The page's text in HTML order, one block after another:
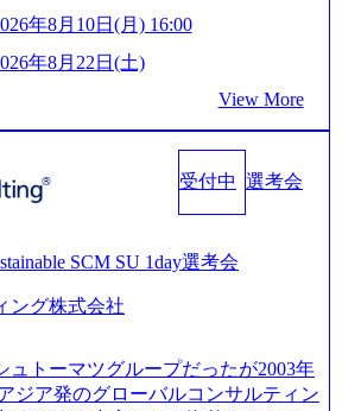
長中でありながら安定した事業を展
なかないメガベンチャー。創業か
成長 https://storage.googleapis.com/our-
5587f843fdf6_1200x471.webp https://stor
vision-production.appspot.com/public/imag
0539-4887-84d7-34c8d8544226_1
億円規模の投資の元、10以上もの新規
り、多様なスキルを1社で身に着ける
運用を内包かする「オールインハウ
スカウトや社内公募制度を用いて主
b849-1cd107c4f488_1200x698.web
遇 内装8億円超のかっこいいオフィ
側面であるITサービスの提供まで一
IT系ファームである あらゆる産業
客基盤を築いており、Fortune Globa
は「ファーストリテイリングにおけ
生堂グループのDX化支援」「ヴィヴ
ドの製品開発」など多岐にわたる コ
みならず、2021年にはKDDIと合弁会
を設立し、人工知能とデータアナリテ
盛んに行う 採用資料 (https://www.ac
女性の活躍につ
brochure.pdf#zoom=50) 社員発信
www.accenture.com/jp-ja/blogs/japan-
年8月10日(月) 16:00
年8月22日(土)
View More
受付中 選考会
SCM SU 1day選考会
ング株式会社
ュトーマツグループだったが2003年
ジア発のグローバルコンサルティン